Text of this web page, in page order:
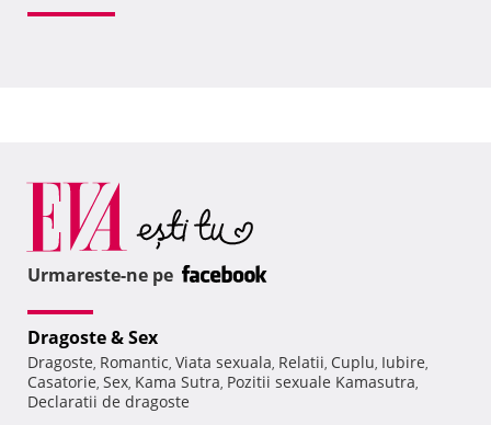
Urmareste-ne pe
Dragoste & Sex
Dragoste, Romantic, Viata sexuala, Relatii, Cuplu, Iubire,
Casatorie, Sex, Kama Sutra, Pozitii sexuale Kamasutra,
Declaratii de dragoste